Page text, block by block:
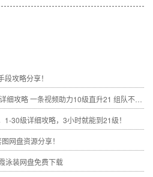
攻略分享！
攻略 一条视频助力10级直升21 组队不求人
30级详细攻略，3小时就能到21级！
网盘资源分享！
泳装网盘免费下载